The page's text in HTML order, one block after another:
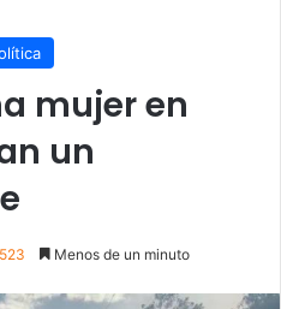
mujer en
un
523 Menos de un minuto